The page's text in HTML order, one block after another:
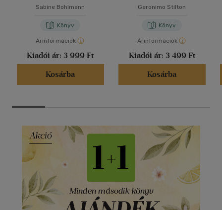
Sabine Bohlmann
Könyv
Árinformációk
Kiadói ár: 3 999 Ft
Kosárba
Geronimo Stilton
Könyv
Árinformációk
Kiadói ár: 3 499 Ft
Kosárba